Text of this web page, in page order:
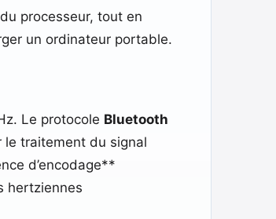
processeur, tout en
un ordinateur portable.
Le protocole Bluetooth
le traitement du signal
d’encodage**
hertziennes